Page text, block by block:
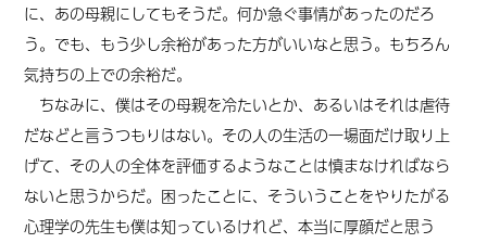
に、あの母親にしてもそうだ。何か急ぐ事情があったのだろ
う。でも、もう少し余裕があった方がいいなと思う。もちろん
気持ちの上での余裕だ。
ちなみに、僕はその母親を冷たいとか、あるいはそれは虐待
だなどと言うつもりはない。その人の生活の一場面だけ取り上
げて、その人の全体を評価するようなことは慎まなければなら
ないと思うからだ。困ったことに、そういうことをやりたがる
心理学の先生も僕は知っているけれど、本当に厚顔だと思う